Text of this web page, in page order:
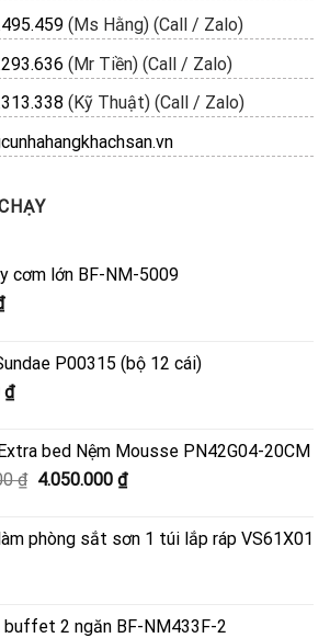
(Ms Hằng) (Call / Zalo)
(Mr Tiền) (Call / Zalo)
(Kỹ Thuật) (Call / Zalo)
cơm lớn BF-NM-5009
P00315 (bộ 12 cái)
₫
bed Nệm Mousse PN42G04-20CM
₫ Giá
4.500.000 ₫.
4.050.000 ₫Giá
là:
phòng sắt sơn 1 túi lắp ráp VS61X01
buffet 2 ngăn BF-NM433F-2